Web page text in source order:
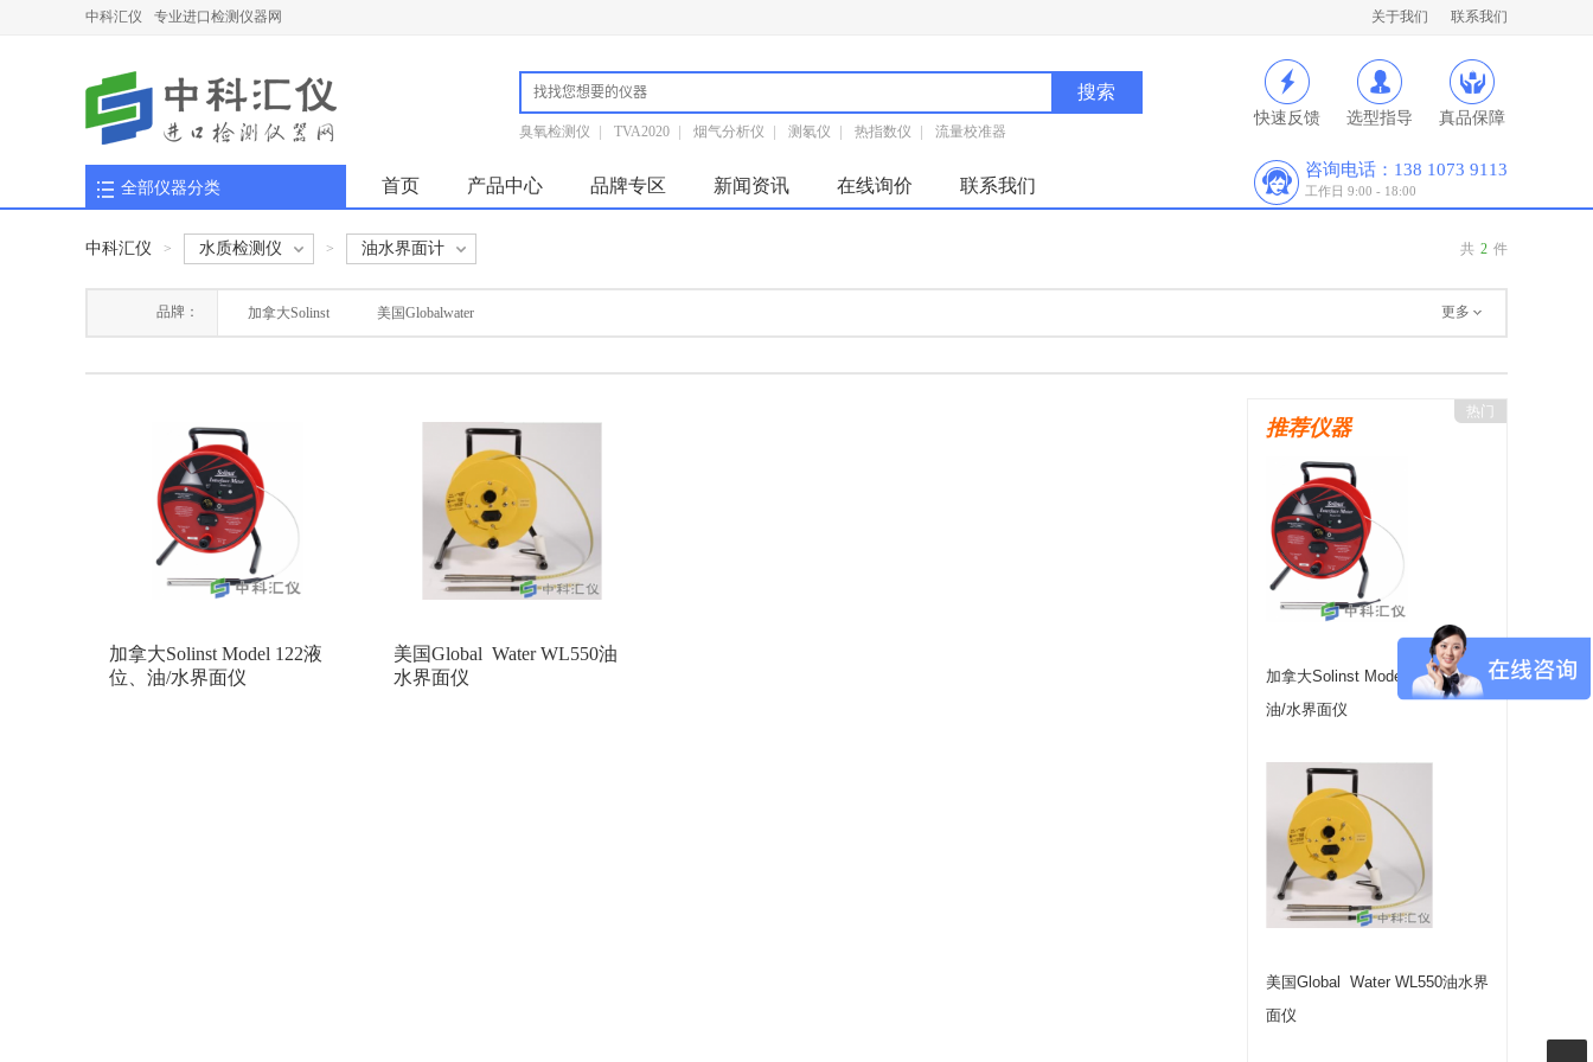
中科汇仪 专业进口检测仪器网 关于我们 联系我们
快速反馈 选型指导 真品保障
臭氧检测仪 TVA2020 烟气分析仪 测氡仪 热指数仪 流量校准器
首页 产品中心 品牌专区 新闻资讯 在线询价 联系我们
咨询电话：138 1073 9113
工作日 9:00 - 18:00
全部仪器分类
共 2 件
中科汇仪 > 水质检测仪 > 油水界面计
品牌： 加拿大Solinst 美国Globalwater 更多
加拿大Solinst Model 122液
位、油/水界面仪
美国Global Water WL550油
水界面仪
热门
推荐仪器
加拿大Solinst Model 122液位、
油/水界面仪
美国Global Water WL550油水界
面仪